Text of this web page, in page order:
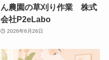
ん農園の草刈り作業 株式
会社P2eLabo
2026年6月26日